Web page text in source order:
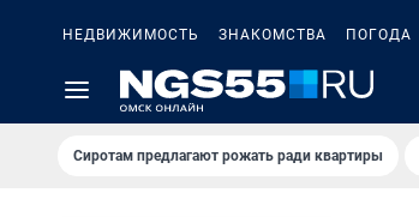
НЕДВИЖИМОСТЬ ЗНАКОМСТВА ПОГОДА
Сиротам предлагают рожать ради квартиры